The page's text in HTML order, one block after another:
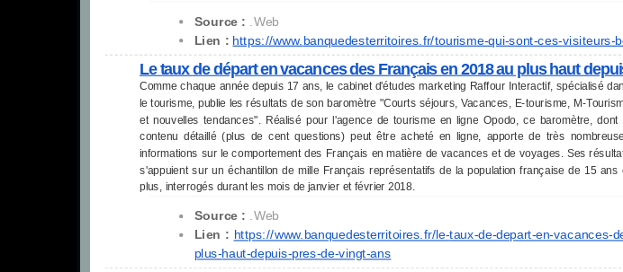
Source :
.Web
Lien : https://www. banquedesterritoires.fr/tourisme-qui-sont-ces-visiteurs-
Le taux de départ en vacances des Français en 2018 au plus haut
Comme chaque année depuis 17 ans, le cabinet d'études marketing Raffour Interactif, spécialisé
le tourisme, publie les résultats de son baromètre "Courts séjours, Vacances, E-tourisme, M-
et nouvelles tendances". Réalisé pour l'agence de tourisme en ligne Opodo, ce baromètre, dont
contenu détaillé (plus de cent questions) peut être acheté en ligne, apporte de très
informations sur le comportement des Français en matière de vacances et de voyages. Ses
s'appuient sur un échantillon de mille Français représentatifs de la population française de 15 ans
plus, interrogés durant les mois de janvier et février 2018.
Source : .Web
Lien : https://www.banquedesterritoires.fr/le-taux-de-depart-en-vacances-
plus-haut-depuis-pres-de-vingt-ans